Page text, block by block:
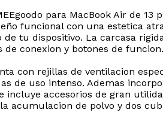
para MacBook Air de 13
funcional con una estetica
tu dispositivo. La carcasa
conexion y botones de funcion.
con rejillas de ventilacion
de uso intenso. Ademas
incluye accesorios de gran
acumulacion de polvo y dos